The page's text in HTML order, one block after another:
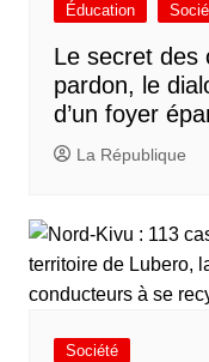
Éducation
Le secret des
pardon, le
d’un foyer
La République
Société